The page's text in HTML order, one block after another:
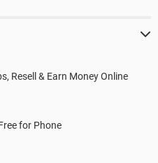
Resell & Earn Money Online
for Phone